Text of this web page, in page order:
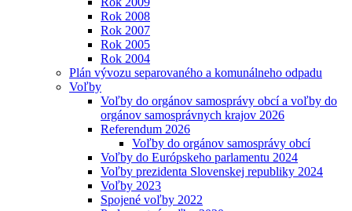
Rok 2008
Rok 2007
Rok 2005
Rok 2004
Plán vývozu separovaného a komunálneho odpadu
Voľby
Voľby do orgánov samosprávy obcí a voľby do
orgánov samosprávnych krajov 2026
Referendum 2026
Voľby do orgánov samosprávy obcí
Voľby do Európskeho parlamentu 2024
Voľby prezidenta Slovenskej republiky 2024
Voľby 2023
Spojené voľby 2022